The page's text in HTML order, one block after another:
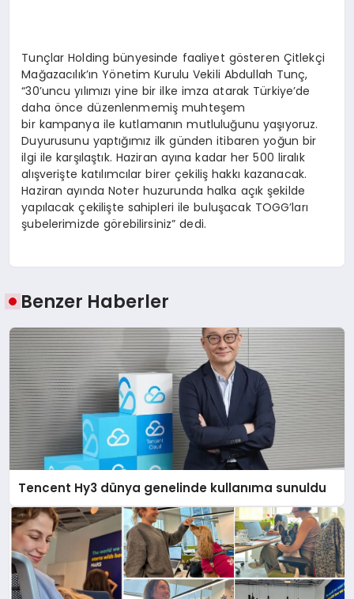
Tunçlar Holding bünyesinde faaliyet gösteren Çitlekçi
Mağazacılık’ın Yönetim Kurulu Vekili Abdullah Tunç,
“30’uncu yılımızı yine bir ilke imza atarak Türkiye’de
daha önce düzenlenmemiş muhteşem
bir kampanya ile kutlamanın mutluluğunu yaşıyoruz.
Duyurusunu yaptığımız ilk günden itibaren yoğun bir
ilgi ile karşılaştık. Haziran ayına kadar her 500 liralık
alışverişte katılımcılar birer çekiliş hakkı kazanacak.
Haziran ayında Noter huzurunda halka açık şekilde
yapılacak çekilişte sahipleri ile buluşacak TOGG’ları
şubelerimizde görebilirsiniz” dedi.
Benzer Haberler
Tencent Hy3 dünya genelinde kullanıma sunuldu